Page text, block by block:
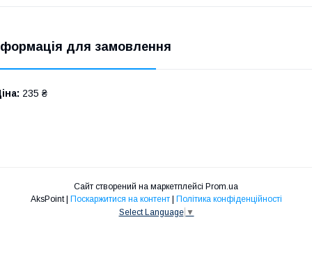
для замовлення
235 ₴
Сайт створений на маркетплейсі Prom.ua
AksPoint | Поскаржитися на контент | Політика конфіденційності
Select Language ▼